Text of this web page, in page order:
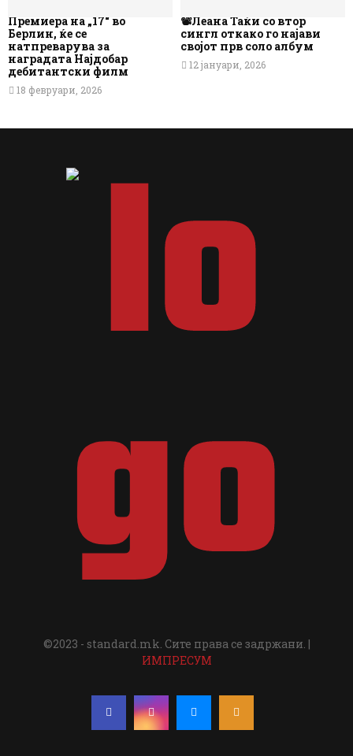
Премиера на „17“ во
Берлин, ќе се
натпреварува за
наградата Најдобар
дебитантски филм
18 февруари, 2026
📽️Леана Таќи со втор
сингл откако го најави
својот прв соло албум
12 јануари, 2026
©2023 - standard.mk. Сите права се задржани. |
ИМПРЕСУМ